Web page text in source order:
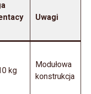
Uwagi
kg
Modułowa
konstrukcja